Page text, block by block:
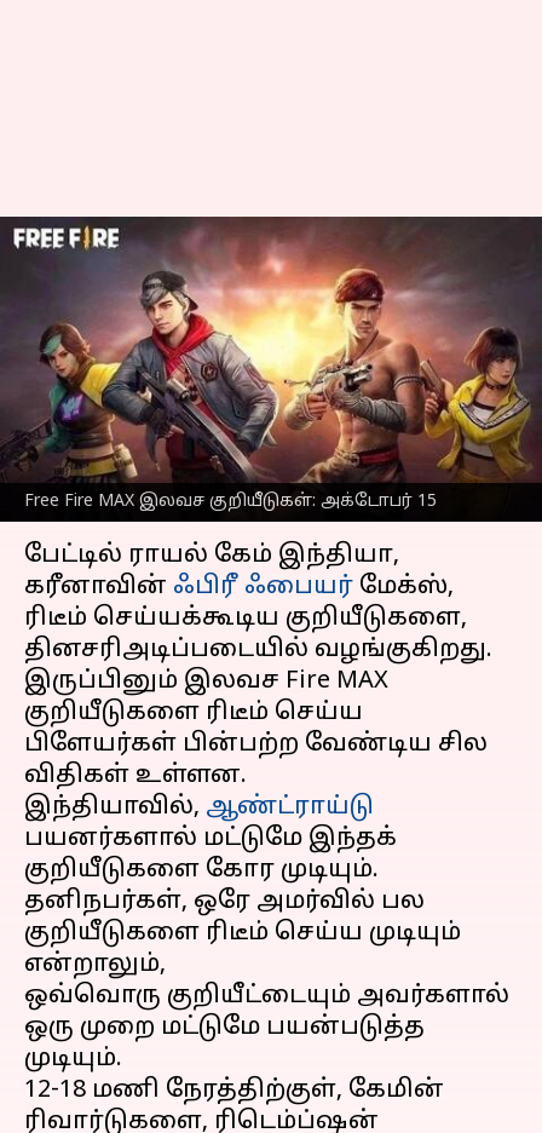
Free Fire MAX இலவச குறியீடுகள்: அக்டோபர் 15
Free Fire MAX இலவச
குறியீடுகள்: அக்டோபர் 15-
க்கான குறியீடுகள்
பெறுவதற்கான
வழிமுறைகள்
எழுதியவர் Sindhuja SM Oct 15, 2023 09:49 am
செய்தி முன்னோட்டம்
பேட்டில் ராயல் கேம் இந்தியா,
கரீனாவின் ஃபிரீ ஃபையர் மேக்ஸ்,
ரிடீம் செய்யக்கூடிய குறியீடுகளை,
தினசரிஅடிப்படையில் வழங்குகிறது.
இருப்பினும் இலவச Fire MAX
குறியீடுகளை ரிடீம் செய்ய
பிளேயர்கள் பின்பற்ற வேண்டிய சில
விதிகள் உள்ளன.
இந்தியாவில், ஆண்ட்ராய்டு
பயனர்களால் மட்டுமே இந்தக்
குறியீடுகளை கோர முடியும்.
தனிநபர்கள், ஒரே அமர்வில் பல
குறியீடுகளை ரிடீம் செய்ய முடியும்
என்றாலும்,
ஒவ்வொரு குறியீட்டையும் அவர்களால்
ஒரு முறை மட்டுமே பயன்படுத்த
முடியும்.
12-18 மணி நேரத்திற்குள், கேமின்
ரிவார்டுகளை, ரிடெம்ப்ஷன்